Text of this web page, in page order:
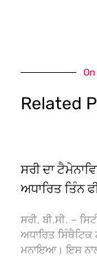
Related
ਸਰੀ ਦਾ
ਅਧਾਰਿਤ ਤਿੰਨ
ਸਰੀ, ਬੀ.ਸੀ. –
ਅਧਾਰਿਤ
ਮਨਾਇਆ। ਇਸ